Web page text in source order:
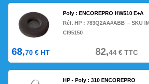
Poly : ENCOREPRO HW510 E+A
Réf. HP :783Q2AA#ABB – SKU
CI95150
68,70 € HT 82,44€TTC
HP - Poly : 310 ENCOREPRO